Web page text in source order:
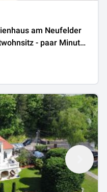
am Neufelder
- paar Minuten
um nur €